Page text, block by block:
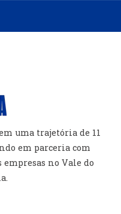
uma trajetória de 11
em parceria com
empresas no Vale do